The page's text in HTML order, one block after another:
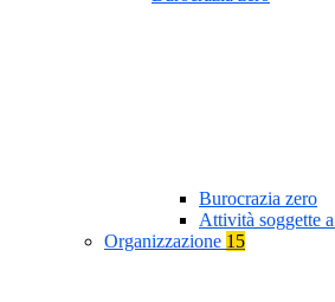
Burocrazia zero
Attività soggette
Organizzazione 15